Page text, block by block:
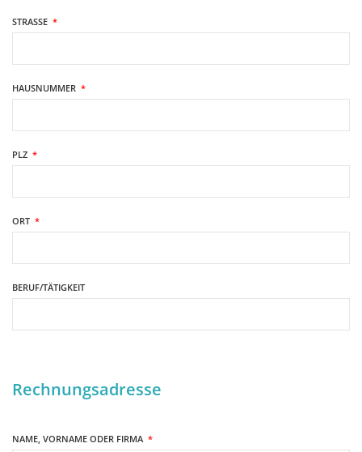
STRASSE *
HAUSNUMMER *
PLZ *
ORT *
BERUF/TÄTIGKEIT
Rechnungsadresse
NAME, VORNAME ODER FIRMA *